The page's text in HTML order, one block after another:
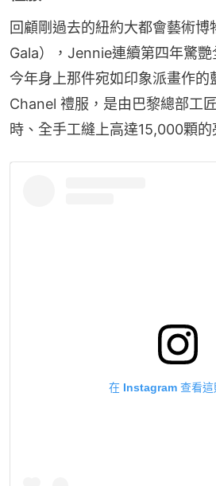
回顧剛過去的紐約大都會藝術
Gala），Jennie連續第四年驚
今年身上那件宛如印象派畫作的
Chanel 禮服，是由巴黎總部工
時、全手工縫上高達15,000顆的
在 Instagram 查看這